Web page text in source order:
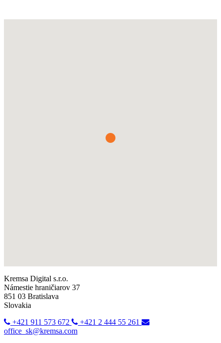
Kremsa Digital s.r.o.
Námestie hraničiarov 37
851 03 Bratislava
Slovakia
+421 911 573 672
+421 2 444 55 261
office_sk@kremsa.com